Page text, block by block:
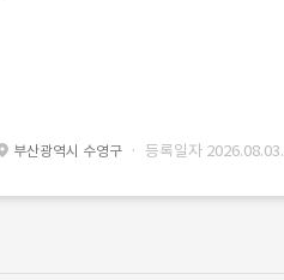
부산광역시 수영구 · 등록일자 2026.08.03.